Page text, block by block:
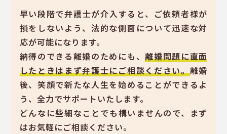
早い段階で弁護士が介入すると、ご依頼者様が
損をしないよう、法的な側面について迅速な対
応が可能になります。
納得のできる離婚のためにも、離婚問題に直面
したときはまず弁護士にご相談ください。離婚
後、笑顔で新たな人生を始めることができるよ
う、全力でサポートいたします。
どんなに些細なことでも構いませんので、まず
はお気軽にご相談ください。